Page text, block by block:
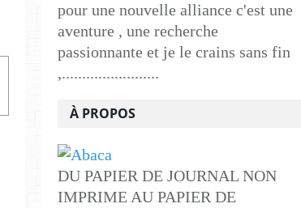
pour une nouvelle alliance c'est une
aventure , une recherche
passionnante et je le crains sans fin
,........................
À PROPOS
DU PAPIER DE JOURNAL NON
IMPRIME AU PAPIER DE